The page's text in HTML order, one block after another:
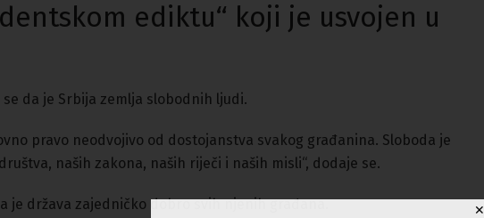
ediktu“ koji je usvojen u
se da je Srbija zemlja slobodnih ljudi.
pravo neodvojivo od dostojanstva svakog građanina. Sloboda je
naših zakona, naših riječi i naših misli“, dodaje se.
je država zajedničko dobro svih njenih građana. ✕